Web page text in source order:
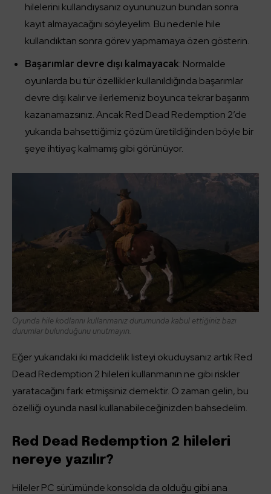
hilelerini kullandıysanız oyununuzun bundan sonra
kayıt almayacağını söyleyelim. Bu nedenle hile
kullandıktan sonra görev yapmamaya özen gösterin.
Başarımlar devre dışı kalmayacak: Normalde
oyunlarda bu tür özellikler kullanıldığında başarımlar
devre dışı kalır ve ilerlemeniz boyunca tekrar başarım
kazanamazsınız. Ancak Red Dead Redemption 2’de
yukarıda bahsettiğimiz çözüm üretildiğinden böyle bir
şeye ihtiyaç kalmamış gibi görünüyor.
Oyunda hile kodlarını kullanmanız durumunda kabul ettiğiniz bazı
durumlar bulunduğunu unutmayın.
Eğer yukarıdaki iki maddelik listeyi okuduysanız artık Red
Dead Redemption 2 hileleri kullanmanın ne gibi riskler
yaratacağını fark etmişsiniz demektir. O zaman gelin, bu
özelliği oyunda nasıl kullanabileceğinizden bahsedelim.
Red Dead Redemption 2 hileleri
nereye yazılır?
Hileler PC sürümünde konsolda da olduğu gibi ana